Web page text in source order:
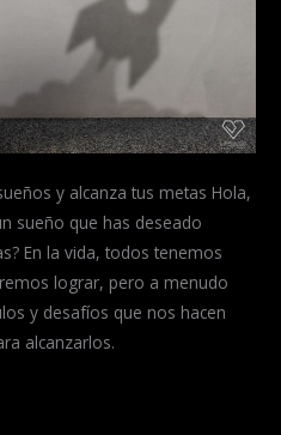
y alcanza tus metas Hola,
sueño que has deseado
En la vida, todos tenemos
lograr, pero a menudo
y desafíos que nos hacen
alcanzarlos.